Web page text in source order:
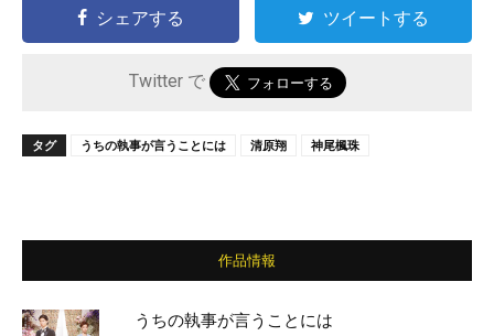
シェアする ツイートする
Twitter で
タグ うちの執事が言うことには 清原翔 神尾楓珠
作品情報
うちの執事が言うことには